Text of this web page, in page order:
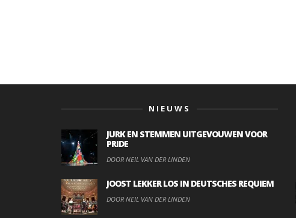
NIEUWS
JURK EN STEMMEN UITGEVOUWEN VOOR
PRIDE
DOOR NEIL VAN DER LINDEN
JOOST LEKKER LOS IN DEUTSCHES REQUIEM
DOOR NEIL VAN DER LINDEN